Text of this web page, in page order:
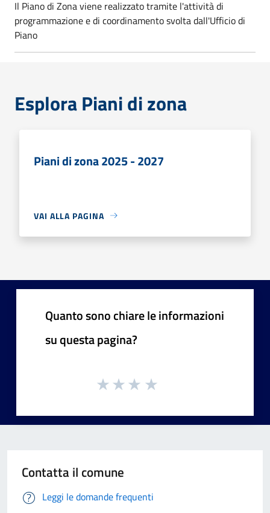
Il Piano di Zona viene realizzato tramite l'attività di
programmazione e di coordinamento svolta dall'Ufficio di
Piano
Esplora Piani di zona
Piani di zona 2025 - 2027
VAI ALLA PAGINA
Quanto sono chiare le informazioni
su questa pagina?
Contatta il comune
Leggi le domande frequenti